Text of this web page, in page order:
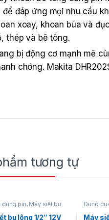
để đáp ứng mọi nhu cầu
xoay, khoan búa và
thép và bê tông.
bị động cơ mạnh mẽ
chóng. Makita
hiệu suất tối ưu cho các
pin Li-ion 18V và sạc
tương tự
dùng pin, Máy siết bu
siết bu lông dùng pin
bu lông 1/2″ 12V
Dụng cụ
lông,
12V,
Máy